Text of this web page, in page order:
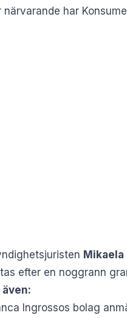
närvarande har
efter en noggrann
även:
Ingrossos bolag